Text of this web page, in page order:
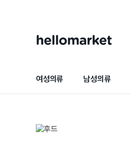
여성의류 남성의류